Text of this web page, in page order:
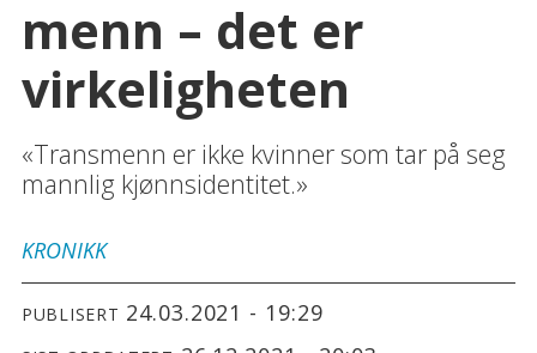
menn – det er
virkeligheten
«Transmenn er ikke kvinner som tar på seg
mannlig kjønnsidentitet.»
KRONIKK
PUBLISERT 24.03.2021 - 19:29